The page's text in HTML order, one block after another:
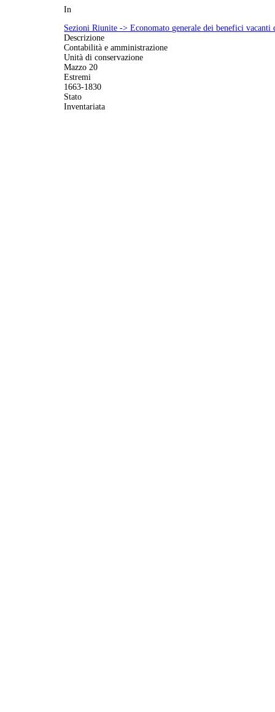
In
Sezioni Riunite -> Economato generale dei benefici
Descrizione
Contabilità e amministrazione
Unità di conservazione
Mazzo 20
Estremi
1663-1830
Stato
Inventariata